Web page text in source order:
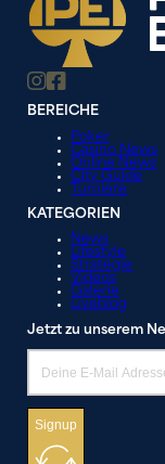
BEREICHE
Poker
Casino News
Online News
City Guide
Turniere
KATEGORIEN
News
Lifestyle
Strategie
Videos
Galerie
Liveblog
Jetzt zu unserem
Signup